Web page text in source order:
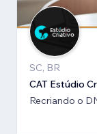
SC, BR
CAT Estúdio
Recriando o